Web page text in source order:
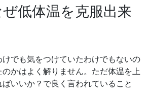
低体温を克服出来
でも気をつけていたわけでもないの
かはよく解りません。ただ体温を上
いいか？で良く言われていること